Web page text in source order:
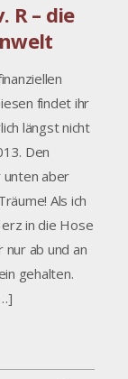
R – die
findet ihr
längst nicht
Den
aber
Als ich
in die Hose
ab und an
gehalten.